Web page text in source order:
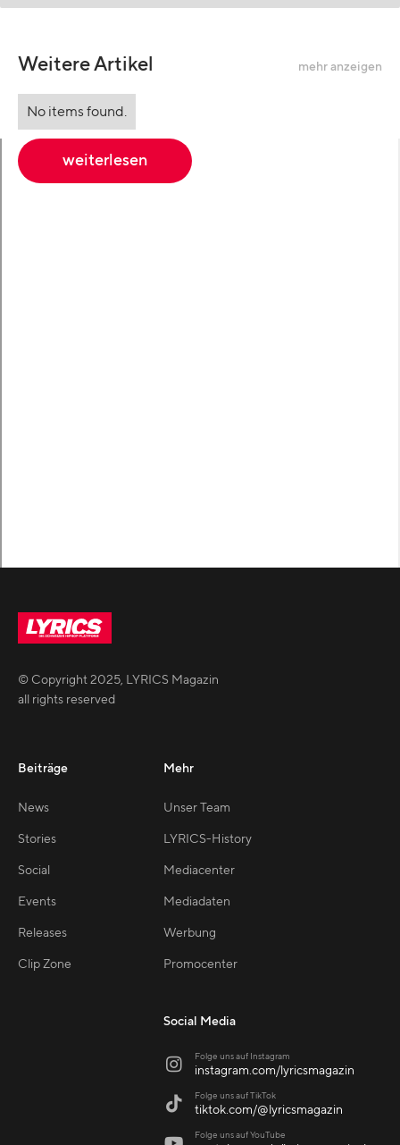
Weitere Artikel mehr anzeigen
No items found.
weiterlesen
© Copyright2025, LYRICS Magazin
all rights reserved
Beiträge
News
Stories
Social
Events
Releases
Clip Zone
Mehr
Unser Team
LYRICS-History
Mediacenter
Mediadaten
Werbung
Promocenter
Social Media
 Folge uns auf Instagram
instagram.com/lyricsmagazin
 Folge uns auf TikTok
tiktok.com/@lyricsmagazin
Folge uns auf YouTube